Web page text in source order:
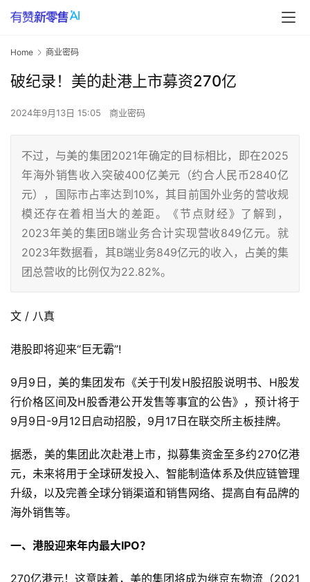
Home 商业密码
破纪录！美的赴港上市募资270亿
2024年9月13日 15:05 商业密码
不过，与美的集团2021年确定的目标相比，即在2025
年海外销售收入突破400亿美元（约合人民币2840亿
元），国际市占率达到10%，其目前国外业务的营收规
模还存在着相当大的差距。《节点财经》了解到，
2023年美的集团B端业务合计实现营收849亿元。就
2023年数据看，其B端业务849亿元的收入，占美的集
团总营收的比例仅为22.82%。
文 / 八真
港股即将迎来“巨无霸”!
9月9日，美的集团发布《关于刊发H股招股说明书、H股发
行价格区间及H股香港公开发售等事宜的公告》，预计将于
9月9日-9月12日启动招股，9月17日在联交所主板挂牌。
据悉，美的集团此次赴港上市，拟募集资金至多约270亿港
元，未来将用于全球研发投入、智能制造体系及供应链管理
升级，以及完善全球分销渠道和销售网络、提高自有品牌的
海外销售等。
一、港股迎来年内最大IPO？
270亿港元！这意味着，美的集团将成为继京东物流（2021